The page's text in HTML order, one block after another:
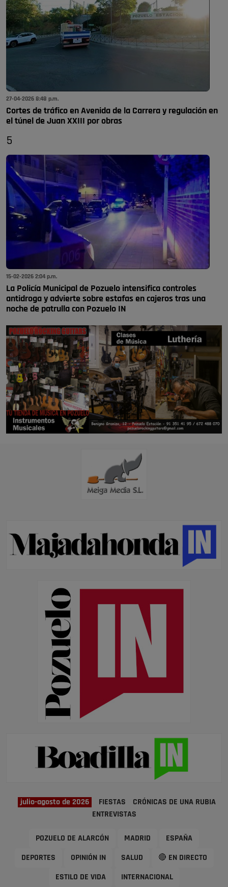
27-04-2026 8:48 p.m.
Cortes de tráfico en Avenida de la Carrera y regulación en
el túnel de Juan XXIII por obras
5
15-02-2026 2:04 p.m.
La Policía Municipal de Pozuelo intensifica controles
antidroga y advierte sobre estafas en cajeros tras una
noche de patrulla con Pozuelo IN
julio-agosto de 2026 FIESTAS
CRÓNICAS DE UNA RUBIA
ENTREVISTAS
POZUELO DE ALARCÓN MADRID ESPAÑA
DEPORTES OPINIÓN IN SALUD 🔴 EN DIRECTO
ESTILO DE VIDA INTERNACIONAL